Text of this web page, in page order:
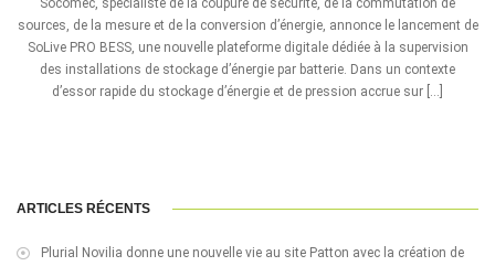
Socomec, spécialiste de la coupure de sécurité, de la commutation de
sources, de la mesure et de la conversion d’énergie, annonce le lancement de
SoLive PRO BESS, une nouvelle plateforme digitale dédiée à la supervision
des installations de stockage d’énergie par batterie. Dans un contexte
d’essor rapide du stockage d’énergie et de pression accrue sur […]
ARTICLES RÉCENTS
Plurial Novilia donne une nouvelle vie au site Patton avec la création de